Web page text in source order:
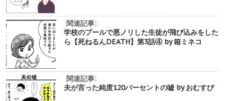
関連記事:
学校のプールで悪ノリした生徒が飛び込みをした
ら【死ねるんDEATH】第3話④ by 箱ミネコ
関連記事:
夫が言った純度120パーセントの嘘 by おむすび